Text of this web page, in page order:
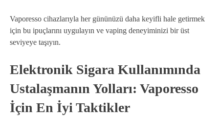
Vaporesso cihazlarıyla her gününüzü daha keyifli hale getirmek
için bu ipuçlarını uygulayın ve vaping deneyiminizi bir üst
seviyeye taşıyın.
Elektronik Sigara Kullanımında
Ustalaşmanın Yolları: Vaporesso
İçin En İyi Taktikler